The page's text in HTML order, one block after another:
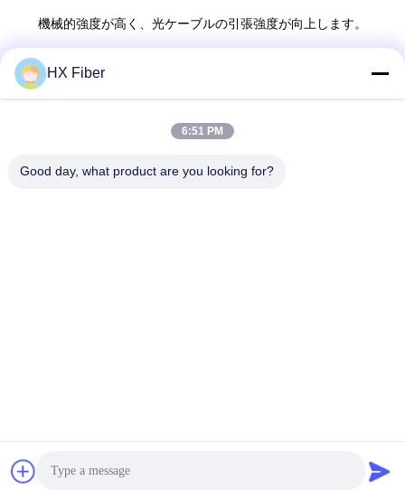
機械的強度が高く、光ケーブルの引張強度が向上します。
HX Fiber
6:51 PM
Good day, what product are you looking for?